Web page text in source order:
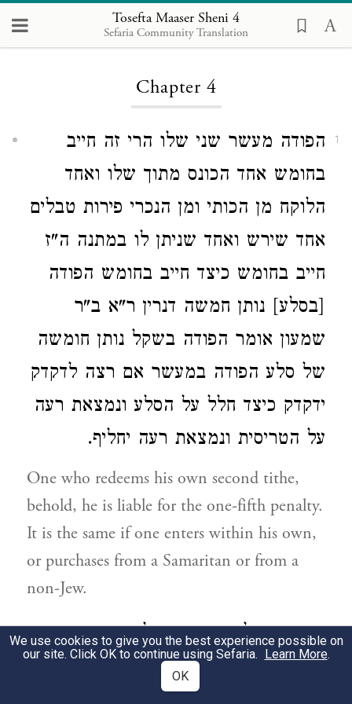
Tosefta Maaser Sheni 4
Sefaria Community Translation
Loading...
Chapter 4
1
הפודה מעשר שני שלו הרי זה חייב
בחומש אחד הכונס מתוך שלו ואחד
הלוקח מן הכותי ומן הנכרי פירות טבלים
אחד שירש ואחד שניתן לו במתנה ה"ז
חייב בחומש כיצד חייב בחומש הפודה
[בסלע] נותן חמשה דנרין ר"א ב"ר
שמעון אומר הפודה בשקל נותן חומשה
של סלע הפודה במעשר אם רצה לדקדק
ידקדק כיצד חלל על הסלע ונמצאת רעה
על הטריסית ונמצאת רעה יחליף.
One who redeems his own second tithe,
behold, he is liable for the one-fifth penalty.
It is the same if one enters within his own,
or purchases from a Samaritan or from a
non-Jew.
מערימין על מעשר שני לפוטרו מן
החומש כיצד אומר אדם לבנו ולבתו
We use cookies to give you the best experience possible on
our site. Click OK to continue using Sefaria. Learn More.
OK